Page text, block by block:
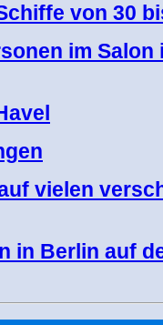
von 30
im
vielen
in Berlin auf